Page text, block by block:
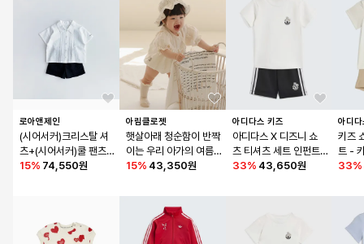
로아앤제인
(시어서커)크리스탈 셔
츠+(시어서커)쿨 팬츠 S
ET
15% 74,550원
아림클로젯
햇살아래 청순함이 반짝
이는 우리 아가의 여름
- 아기 프릴 바디슈트
15% 43,350원
아디다스 키즈
아디다스 X 디즈니 쇼
츠 티셔츠 세트 인펀트
- 블랙 / KE0476
33% 43,650원
아디
키즈
트 -
33%